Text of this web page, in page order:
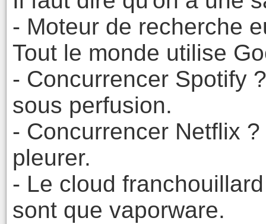
- Moteur de recherche
Tout le monde utilise
- Concurrencer Spotify
sous perfusion.
- Concurrencer Netflix
pleurer.
- Le cloud
sont que vaporware.